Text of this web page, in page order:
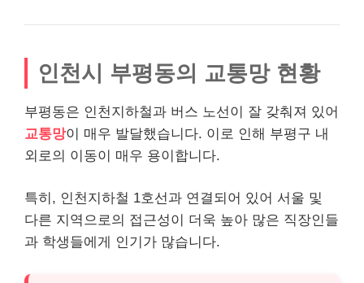
인천시 부평동의 교통망 현황
부평동은 인천지하철과 버스 노선이 잘 갖춰져 있어
교통망이 매우 발달했습니다. 이로 인해 부평구 내
외로의 이동이 매우 용이합니다.
특히, 인천지하철 1호선과 연결되어 있어 서울 및
다른 지역으로의 접근성이 더욱 높아 많은 직장인들
과 학생들에게 인기가 많습니다.